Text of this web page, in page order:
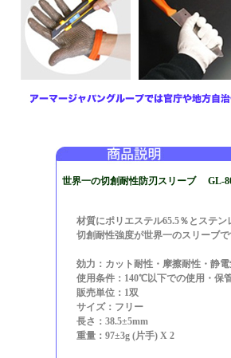
世界一の切創耐性防刃スリーブ GL-
材質にポリエステル65.5％とステ
切創耐性強度が世界一のスリーブで
効力：カット耐性・摩擦耐性・静
使用条件：140℃以下での使用・保
販売単位：1双
サイズ：フリー
長さ：38.5±5mm
重量：97±3g (片手) X 2